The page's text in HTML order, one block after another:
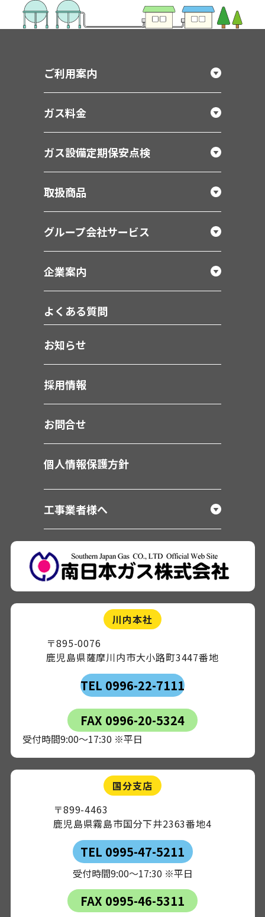
ご利用案内
ガス料金
ガス設備定期保安点検
取扱商品
グループ会社サービス
企業案内
よくある質問
お知らせ
採用情報
お問合せ
個人情報保護方針
工事業者様へ
川内本社
〒895-0076
鹿児島県薩摩川内市大小路町3447番地
TEL 0996-22-7111
FAX 0996-20-5324
受付時間9:00～17:30 ※平日
国分支店
〒899-4463
鹿児島県霧島市国分下井2363番地4
TEL 0995-47-5211
受付時間9:00～17:30 ※平日
FAX 0995-46-5311